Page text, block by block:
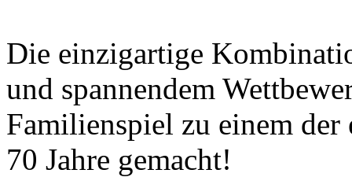
Die einzigartige
und spannendem
Familienspiel zu einem
70 Jahre gemacht!